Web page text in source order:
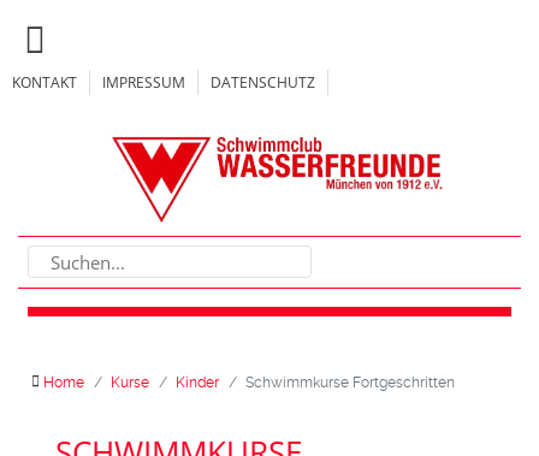
KONTAKT IMPRESSUM DATENSCHUTZ
Home Kurse Kinder Schwimmkurse Fortgeschritten